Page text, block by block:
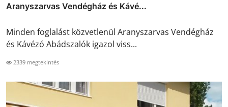
Aranyszarvas Vendégház és Kávé...
Minden foglalást közvetlenül Aranyszarvas Vendégház
és Kávézó Abádszalók igazol viss...
2339 megtekintés